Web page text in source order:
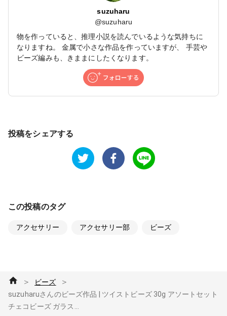
suzuharu
@suzuharu
物を作っていると、推理小説を読んでいるような気持ちに
なりますね。 金属で小さな作品を作っていますが、 手芸や
ビーズ編みも、きままにしたくなります。
投稿をシェアする
この投稿のタグ
アクセサリー アクセサリー部 ビーズ
＞ ビーズ ＞
suzuharuさんのビーズ作品 | ツイストビーズ 30g アソートセット
チェコビーズ ガラス...